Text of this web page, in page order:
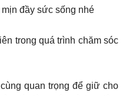
đầy sức sống nhé
trong quá trình chăm sóc
quan trọng để giữ cho